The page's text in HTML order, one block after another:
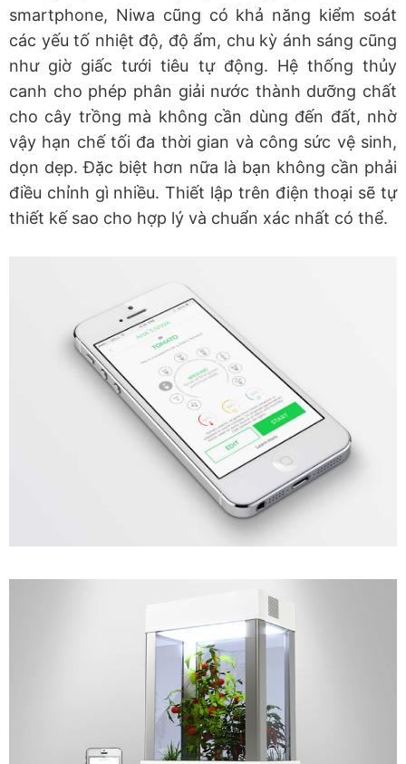
smartphone, Niwa cũng có khả năng kiểm soát
các yếu tố nhiệt độ, độ ẩm, chu kỳ ánh sáng cũng
như giờ giấc tưới tiêu tự động. Hệ thống thủy
canh cho phép phân giải nước thành dưỡng chất
cho cây trồng mà không cần dùng đến đất, nhờ
vậy hạn chế tối đa thời gian và công sức vệ sinh,
dọn dẹp. Đặc biệt hơn nữa là bạn không cần phải
điều chỉnh gì nhiều. Thiết lập trên điện thoại sẽ tự
thiết kế sao cho hợp lý và chuẩn xác nhất có thể.